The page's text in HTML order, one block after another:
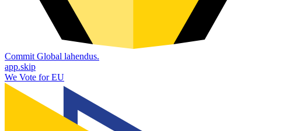
Commit Global lahendus.
app.skip
We Vote for EU